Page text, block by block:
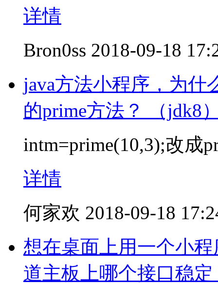
详情
Bron0ss 2018-09-18
java方法小程序，为什
的prime方法？ （jdk8
intm=prime(10,3);改成
详情
何家欢 2018-09-18
想在桌面上用一个小
道主板上哪个接口稳